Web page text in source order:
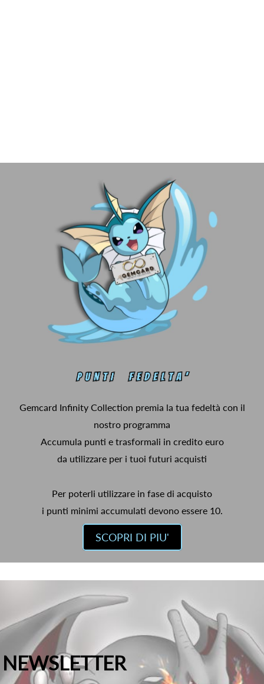
Gemcard Infinity Collection premia la tua fedeltà con il
nostro programma
Accumula punti e trasformali in credito euro
da utilizzare per i tuoi futuri acquisti
Per poterli utilizzare in fase di acquisto
i punti minimi accumulati devono essere 10.
SCOPRI DI PIU'
NEWSLETTER